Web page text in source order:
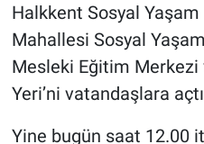
Halkkent Sosyal Yaşam
Mahallesi Sosyal
Mesleki Eğitim Merkezi
Yeri’ni vatandaşlara
Yine bugün saat 12.00